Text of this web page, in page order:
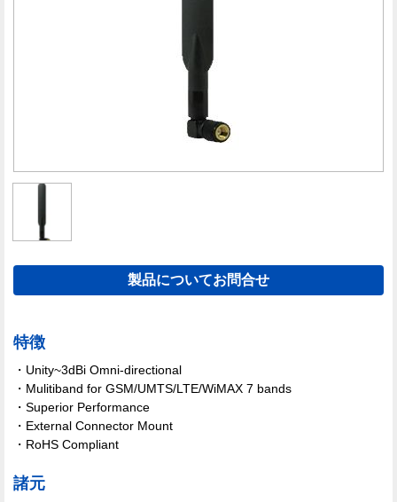
製品についてお問合せ
特徴
・Unity~3dBi Omni-directional
・Mulitiband for GSM/UMTS/LTE/WiMAX 7 bands
・Superior Performance
・External Connector Mount
・RoHS Compliant
諸元